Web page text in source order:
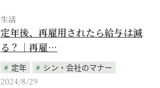
生活
定年後、再雇用されたら給与は減
る？｜再雇…
定年
シン・会社のマナー
2024/8/29